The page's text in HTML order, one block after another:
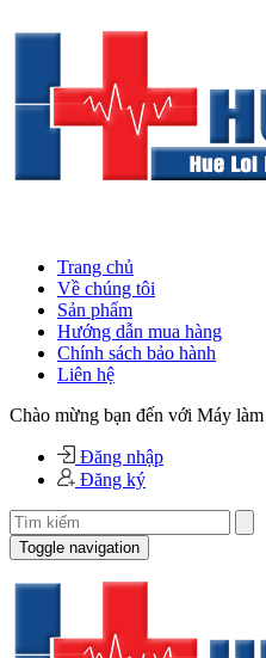
Trang chủ
Về chúng tôi
Sản phẩm
Hướng dẫn mua hàng
Chính sách bảo hành
Liên hệ
Chào mừng bạn đến với Máy
Đăng nhập
Đăng ký
Toggle navigation